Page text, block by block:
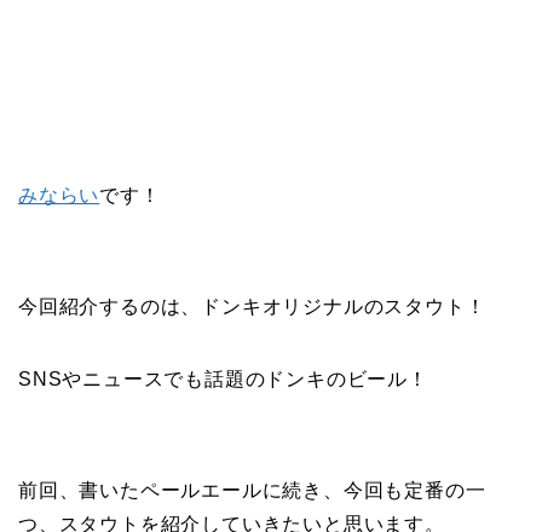
みならいです！
今回紹介するのは、ドンキオリジナルのスタウト！
SNSやニュースでも話題のドンキのビール！
前回、書いたペールエールに続き、今回も定番の一
つ、スタウトを紹介していきたいと思います。